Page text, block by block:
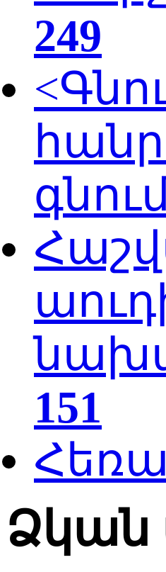
249
151
Ձկան